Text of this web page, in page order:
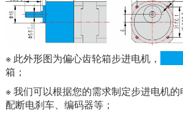
※ 此外形图为偏心齿轮箱步进电机，
箱；
※ 我们可以根据您的需求制定步进电机
配断电刹车、编码器等；